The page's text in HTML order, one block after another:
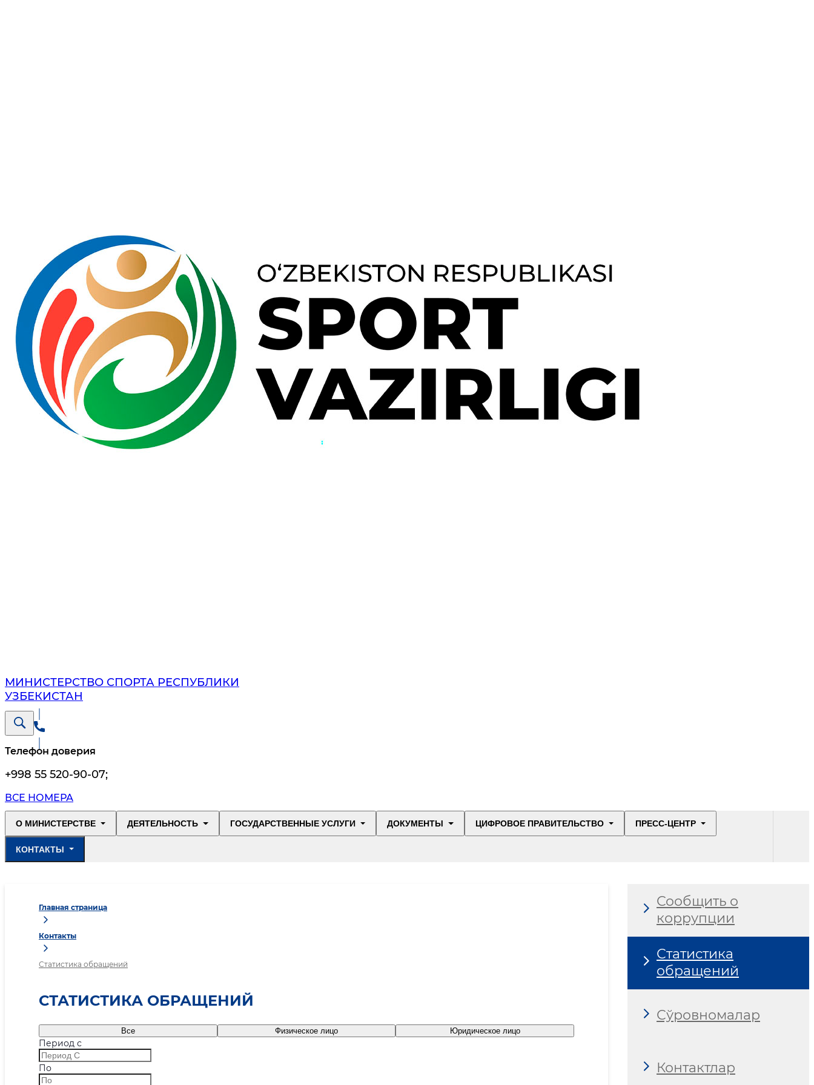
МИНИСТЕРСТВО СПОРТА РЕСПУБЛИКИ
УЗБЕКИСТАН
Телефон доверия
+998 55 520-90-07;
ВСЕ НОМЕРА
О МИНИСТЕРСТВЕ ДЕЯТЕЛЬНОСТЬ ГОСУДАРСТВЕННЫЕ УСЛУГИ ДОКУМЕНТЫ ЦИФРОВОЕ ПРАВИТЕЛЬСТВО ПРЕСС-ЦЕНТР
КОНТАКТЫ
Главная страница
Контакты
Статистика обращений
СТАТИСТИКА ОБРАЩЕНИЙ
Все Физическое лицо Юридическое лицо
Период с
По
Сообщить о
коррупции
Статистика
обращений
Сўровномалар
Контактлар